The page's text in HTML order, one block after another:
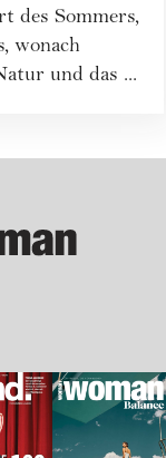
des Sommers,
wonach
und das ...